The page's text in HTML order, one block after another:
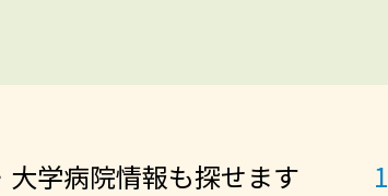
学病院情報も探せます 1